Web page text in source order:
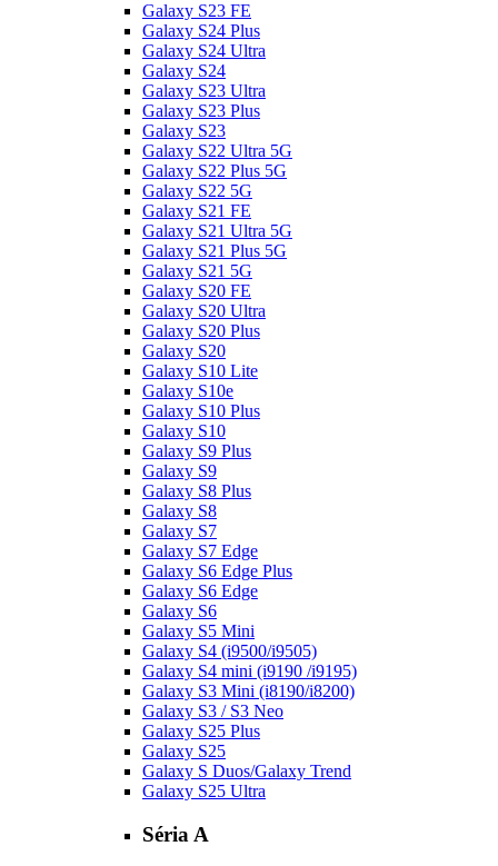
Galaxy S23 FE
Galaxy S24 Plus
Galaxy S24 Ultra
Galaxy S24
Galaxy S23 Ultra
Galaxy S23 Plus
Galaxy S23
Galaxy S22 Ultra 5G
Galaxy S22 Plus 5G
Galaxy S22 5G
Galaxy S21 FE
Galaxy S21 Ultra 5G
Galaxy S21 Plus 5G
Galaxy S21 5G
Galaxy S20 FE
Galaxy S20 Ultra
Galaxy S20 Plus
Galaxy S20
Galaxy S10 Lite
Galaxy S10e
Galaxy S10 Plus
Galaxy S10
Galaxy S9 Plus
Galaxy S9
Galaxy S8 Plus
Galaxy S8
Galaxy S7
Galaxy S7 Edge
Galaxy S6 Edge Plus
Galaxy S6 Edge
Galaxy S6
Galaxy S5 Mini
Galaxy S4 (i9500/i9505)
Galaxy S4 mini (i9190 /i9195)
Galaxy S3 Mini (i8190/i8200)
Galaxy S3 / S3 Neo
Galaxy S25 Plus
Galaxy S25
Galaxy S Duos/Galaxy Trend
Galaxy S25 Ultra
Séria A